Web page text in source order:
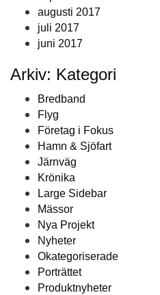
augusti 2017
juli 2017
juni 2017
Arkiv: Kategori
Bredband
Flyg
Företag i Fokus
Hamn & Sjöfart
Järnväg
Krönika
Large Sidebar
Mässor
Nya Projekt
Nyheter
Okategoriserade
Porträttet
Produktnyheter